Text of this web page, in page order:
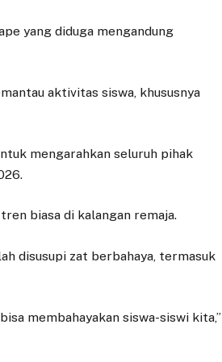
yang diduga mengandung
aktivitas siswa, khususnya
mengarahkan seluruh pihak
biasa di kalangan remaja.
disusupi zat berbahaya, termasuk
membahayakan siswa-siswi kita,”